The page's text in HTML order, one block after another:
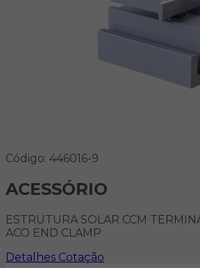
Código: 446016-9
ACESSÓRIO
ESTRUTURA SOLAR CCM
ACO END CLAMP
Detalhes Cotação